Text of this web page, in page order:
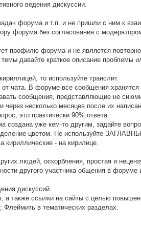
ведения дискуссии.
форума и т.п. и не пришли с ним к
форума без согласования с
профилю форума и не является
темы давайте краткое описание
то используйте транслит.
чата. В форуме все сообщения хранятся
сообщения, представляющие не
несколько месяцев после их
это практически 90% ответа.
уже кем-то другим, задайте
цветом. Не используйте
кириллические - на кирилице.
людей, оскорбления, простая и
другого участника общения в форуме
дискуссий.
также ссылки на сайты с целью
в тематических разделах.